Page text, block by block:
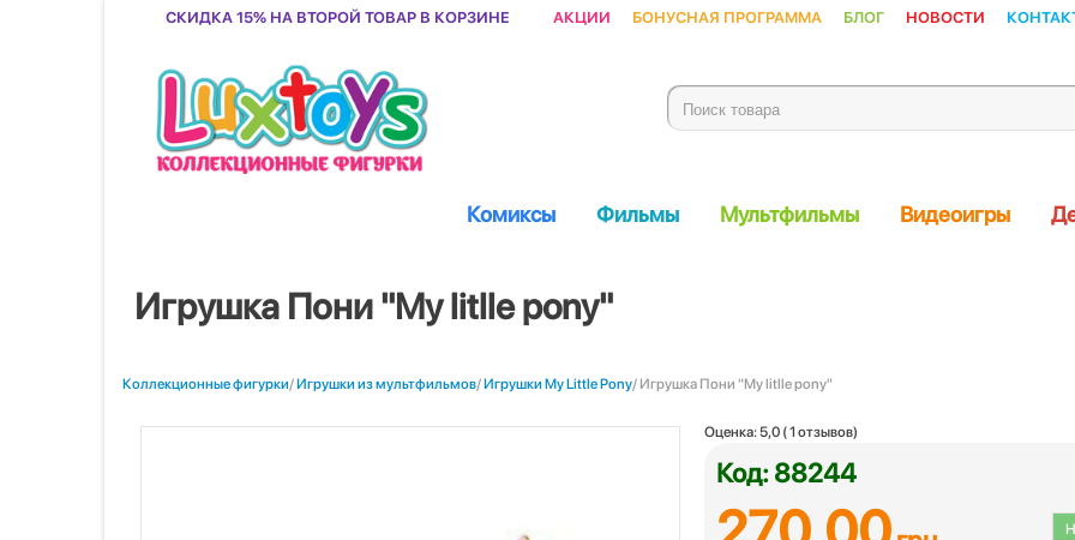
Скидка 15% на второй товар в корзине Акции Бонусная программа Блог Новости
Комиксы Фильмы Мультфильмы Видеоигры
Игрушка Пони "My litlle pony"
Коллекционные фигурки/Игрушки из мультфильмов/Игрушки My Little Pony/ Игрушка Пони "My litlle pony"
Оценка: 5,0 (1 отзывов)
Код: 88244